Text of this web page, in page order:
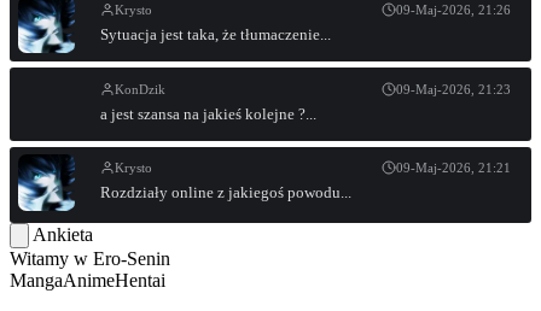
Krysto 09-Maj-2026, 21:26
Sytuacja jest taka, że tłumaczenie...
KonDzik 09-Maj-2026, 21:23
a jest szansa na jakieś kolejne ?...
Krysto 09-Maj-2026, 21:21
Rozdziały online z jakiegoś powodu...
Ankieta
Witamy w Ero-Senin
MangaAnimeHentai